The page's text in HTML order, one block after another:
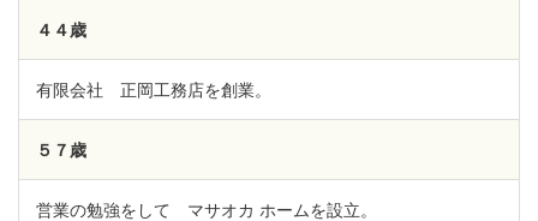
４４歳
有限会社 正岡工務店を創業。
５７歳
営業の勉強をして マサオカ ホームを設立。